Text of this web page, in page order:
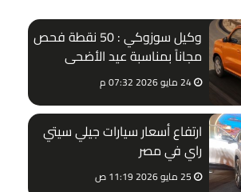
وكيل سوزوكي : 50 نقطة فحص
مجاناً بمناسبة عيد الأضحى
24 مايو 2026 07:32 م
ارتفاع أسعار سيارات جيلي سيتي
راي في مصر
25 مايو 2026 11:19 ص